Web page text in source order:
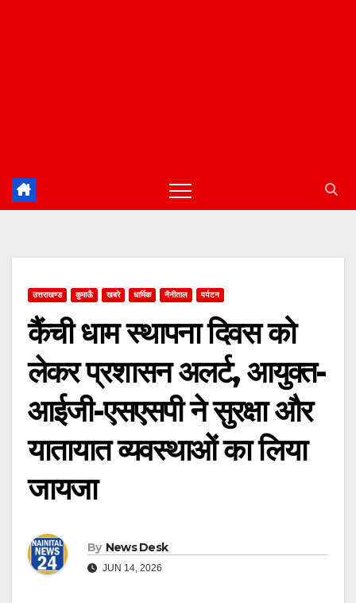
उत्तराखण्ड कुमाऊँ खबरे धार्मिक नैनीताल पर्यटन
कैंची धाम स्थापना दिवस को
लेकर प्रशासन अलर्ट, आयुक्त-
आईजी-एसएसपी ने सुरक्षा और
यातायात व्यवस्थाओं का लिया
जायजा
By News Desk
JUN 14, 2026